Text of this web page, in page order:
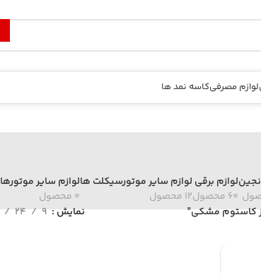
لوازم مصرفیکاسه نمد ها
لوازم برقی
60 محصول
لوازم سایر موتورسیکلت ها
12 محصول
لوازم سایر موتورها
0 محصول
کاستوم مشکی” نمایش 9
24